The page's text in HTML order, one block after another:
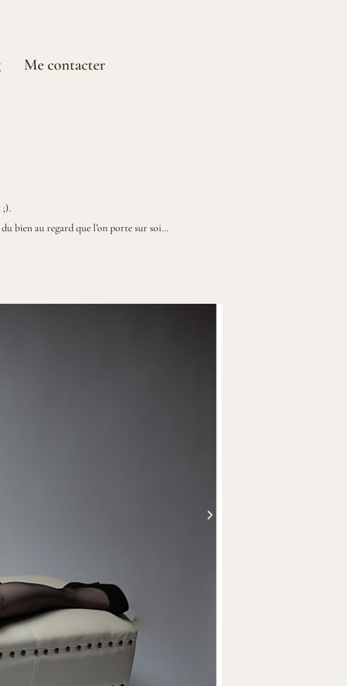
Me contacter
;).
bien au regard que l’on porte sur soi…